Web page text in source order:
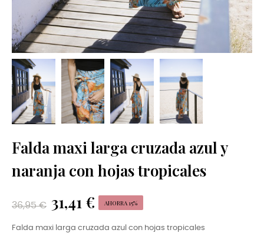
Falda maxi larga cruzada azul y
naranja con hojas tropicales
36,95 € 31,41 € AHORRA 15%
Falda maxi larga cruzada azul con hojas tropicales